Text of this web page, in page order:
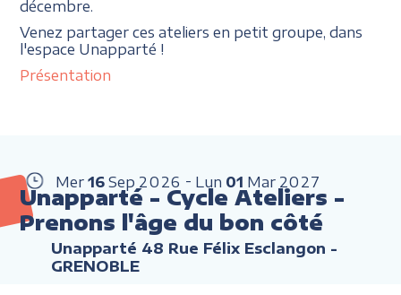
décembre.
Venez partager ces ateliers en petit groupe, dans
l'espace Unapparté !
Présentation
Mer 16 Sep 2026 Lun 01 Mar 2027
Unapparté - Cycle Ateliers -
Prenons l'âge du bon côté
Unapparté 48 Rue Félix Esclangon -
GRENOBLE